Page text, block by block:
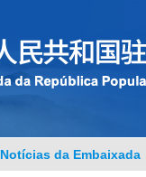
Notícias da Embaixada